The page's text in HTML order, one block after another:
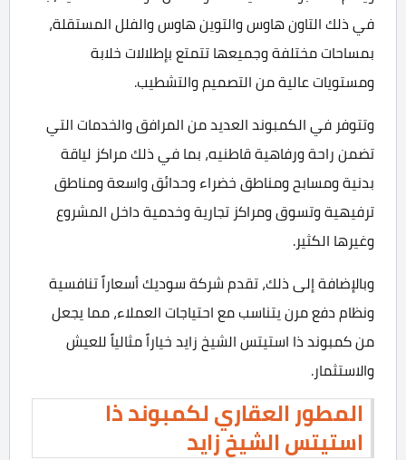
في ذلك التاون هاوس والتوين هاوس والفلل المستقلة،
بمساحات مختلفة وجميعها تتمتع بإطلالات خلابة
ومستويات عالية من التصميم والتشطيب.
وتتوفر في الكمبوند العديد من المرافق والخدمات التي
تضمن راحة ورفاهية قاطنيه، بما في ذلك مراكز لياقة
بدنية ومسابح ومناطق خضراء وحدائق واسعة ومناطق
ترفيهية وتسوق ومراكز تجارية وخدمية داخل المشروع
وغيرها الكثير.
وبالإضافة إلى ذلك، تقدم شركة سوديك أسعاراً تنافسية
ونظام دفع مرن يتناسب مع احتياجات العملاء، مما يجعل
من كمبوند ذا استيتس الشيخ زايد خياراً مثالياً للعيش
والاستثمار.
المطور العقاري لكمبوند ذا
استيتس الشيخ زايد